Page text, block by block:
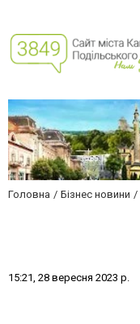
Головна Бізнес новини
1 5:21, 28 вересня 2023 р.